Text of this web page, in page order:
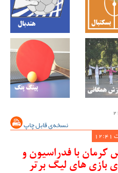
نسخه‌ی قابل چاپ
با فدراسیون و
بازی های لیگ برتر